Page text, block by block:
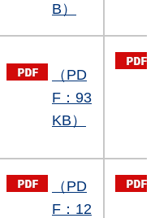
B）
（PD
F：93
KB）
（PD
F：12